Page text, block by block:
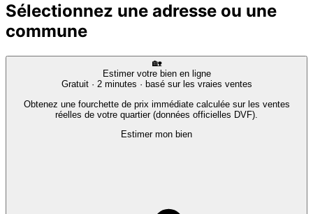
Sélectionnez une adresse ou une
commune
🏡
Estimer votre bien en ligne
Gratuit · 2 minutes · basé sur les vraies ventes
Obtenez une fourchette de prix immédiate calculée sur les ventes
réelles de votre quartier (données officielles DVF).
Estimer mon bien